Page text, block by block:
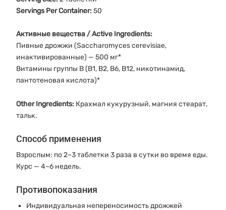
Servings Per Container:50
Активные вещества / Active Ingredients:
Пивные дрожжи (Saccharomyces cerevisiae,
инактивированные) — 500 мг*
Витамины группы B (B1, B2, B6, B12, никотинамид,
пантотеновая кислота)*
Other Ingredients: Крахмал кукурузный, магния стеарат,
тальк.
Способ применения
Взрослым: по 2–3 таблетки 3 раза в сутки во время еды.
Курс — 4–6 недель.
Противопоказания
Индивидуальная непереносимость дрожжей